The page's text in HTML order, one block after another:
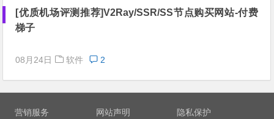
[优质机场评测推荐]V2Ray/SSR/SS节点购买网站-付费
梯子
08月24日 软件 2
营销服务 网站声明 隐私保护